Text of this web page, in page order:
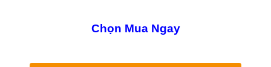
Chọn Mua Ngay